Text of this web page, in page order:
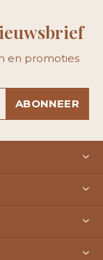
en promoties
ABONNEER